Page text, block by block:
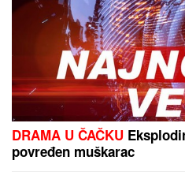
"STANIJA, DA NEMAŠ